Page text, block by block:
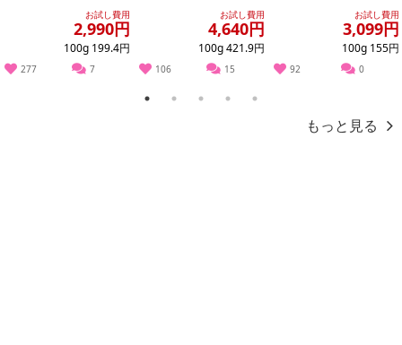
きベーコン 【形不揃お試し費用
2,990円
100g 199.4円
277 7
イズ×2房】藤稔（ふじ
お試し費用
4,640円
100g 421.9円
106 15
白桃(品種・玉数おまか
お試し費用
3,099円
100g 155円
92 0
1 2 3 4 5
もっと見る